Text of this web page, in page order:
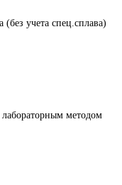
(без учета спец.сплава)
лабораторным методом